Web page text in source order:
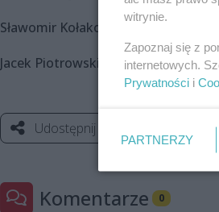
Sławomir Kołakowski (MUNDEK –
Jacek Piotrowski (RAFAEL –
Udostępnij
Komentarze 0
witrynie.
Zapoznaj się z
internetowych.
Prywatności i
PARTNERZY